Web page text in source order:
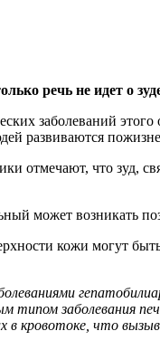
речь не идет о
заболеваний
развиваются
отмечают, что зуд,
может возникать
кожи могут
типом заболевания
кровотоке, что